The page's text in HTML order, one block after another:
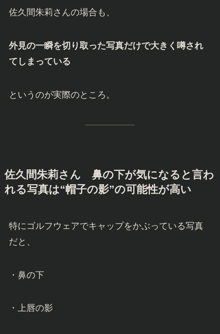
佐久間朱莉さんの場合も、
外見の一瞬を切り取った写真だけで大きく噂され
てしまっている
というのが実際のところ。
佐久間朱莉さん 鼻の下が気になると言わ
れる写真は“帽子の影”の可能性が高い
特にゴルフウェアでキャップをかぶっている写真
だと、
・鼻の下
・上唇の影